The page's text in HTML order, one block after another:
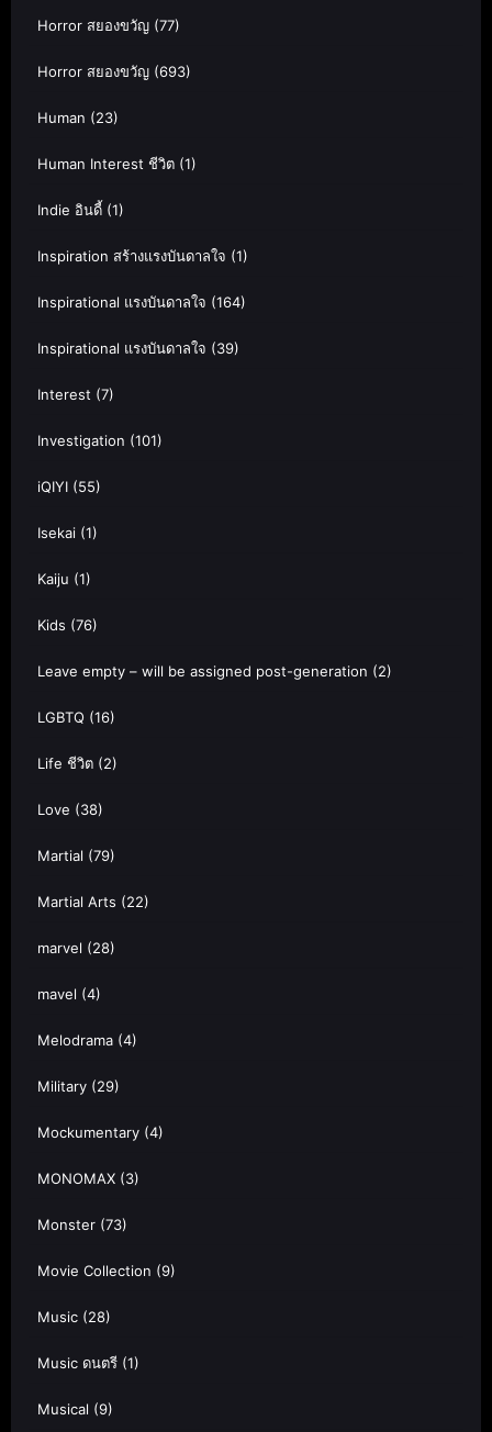
Horror สยองขวัญ (77)
Horror สยองขวัญ (693)
Human (23)
Human Interest ชีวิต (1)
Indie อินดี้ (1)
Inspiration สร้างแรงบันดาลใจ (1)
Inspirational แรงบันดาลใจ (164)
Inspirational แรงบันดาลใจ (39)
Interest (7)
Investigation (101)
iQIYI (55)
Isekai (1)
Kaiju (1)
Kids (76)
Leave empty – will be assigned post-generation (2)
LGBTQ (16)
Life ชีวิต (2)
Love (38)
Martial (79)
Martial Arts (22)
marvel (28)
mavel (4)
Melodrama (4)
Military (29)
Mockumentary (4)
MONOMAX (3)
Monster (73)
Movie Collection (9)
Music (28)
Music ดนตรี (1)
Musical (9)